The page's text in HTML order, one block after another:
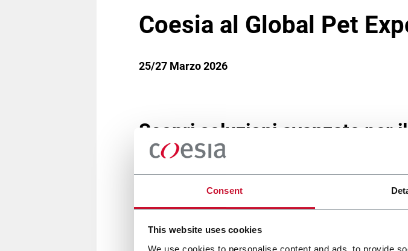
Consent
This website uses cookies
We use cookies to personalise content and ads, to provide
Coesia al Global Pet
25/27 Marzo 2026
Scopri soluzioni avanzate per
Pavilion
Expo 2026aOrlando (FL)dal
Vieni a trovarci allostand 5777, alSuppliers Pavilion per